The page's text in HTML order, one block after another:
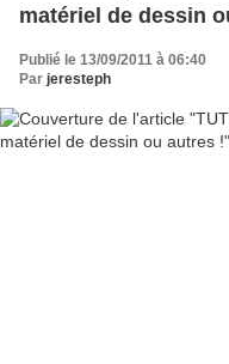
matériel de dessin
Publié le 13/09/2011 à 06:40
Par jeresteph